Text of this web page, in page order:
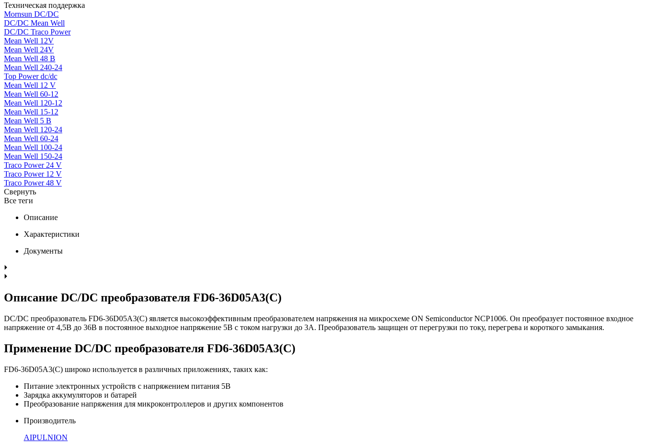
Техническая поддержка
Mornsun DC/DC
DC/DC Mean Well
DC/DC Traco Power
Mean Well 12V
Mean Well 24V
Mean Well 48 В
Mean Well 240-24
Top Power dc/dc
Mean Well 12 V
Mean Well 60-12
Mean Well 120-12
Mean Well 15-12
Mean Well 5 В
Mean Well 120-24
Mean Well 60-24
Mean Well 100-24
Mean Well 150-24
Traco Power 24 V
Traco Power 12 V
Traco Power 48 V
Свернуть
Все теги
Описание
Характеристики
Документы
Описание DC/DC преобразователя FD6-36D05A3(C)
DC/DC преобразователь FD6-36D05A3(C) является высокоэффективным преобразователем напряжения на микросхеме ON Semiconductor NCP1006. Он преобразует постоянное входное
напряжение от 4,5В до 36В в постоянное выходное напряжение 5В с током нагрузки до 3А. Преобразователь защищен от перегрузки по току, перегрева и короткого замыкания.
Применение DC/DC преобразователя FD6-36D05A3(C)
FD6-36D05A3(C) широко используется в различных приложениях, таких как:
Питание электронных устройств с напряжением питания 5В
Зарядка аккумуляторов и батарей
Преобразование напряжения для микроконтроллеров и других компонентов
Производитель
AIPULNION